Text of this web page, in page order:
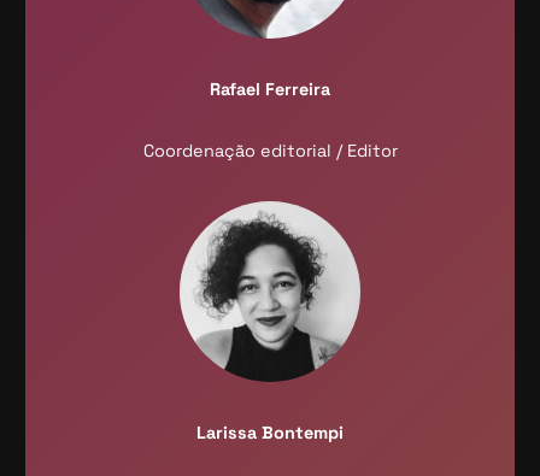
Rafael Ferreira
Coordenação editorial / Editor
Larissa Bontempi